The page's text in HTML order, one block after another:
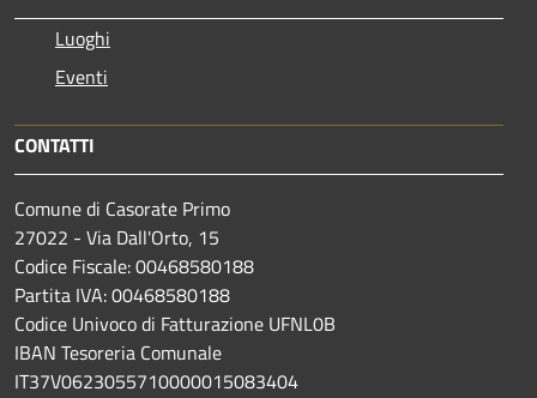
Luoghi
Eventi
CONTATTI
Comune di Casorate Primo
27022 - Via Dall'Orto, 15
Codice Fiscale: 00468580188
Partita IVA: 00468580188
Codice Univoco di Fatturazione UFNL0B
IBAN Tesoreria Comunale
IT37V0623055710000015083404